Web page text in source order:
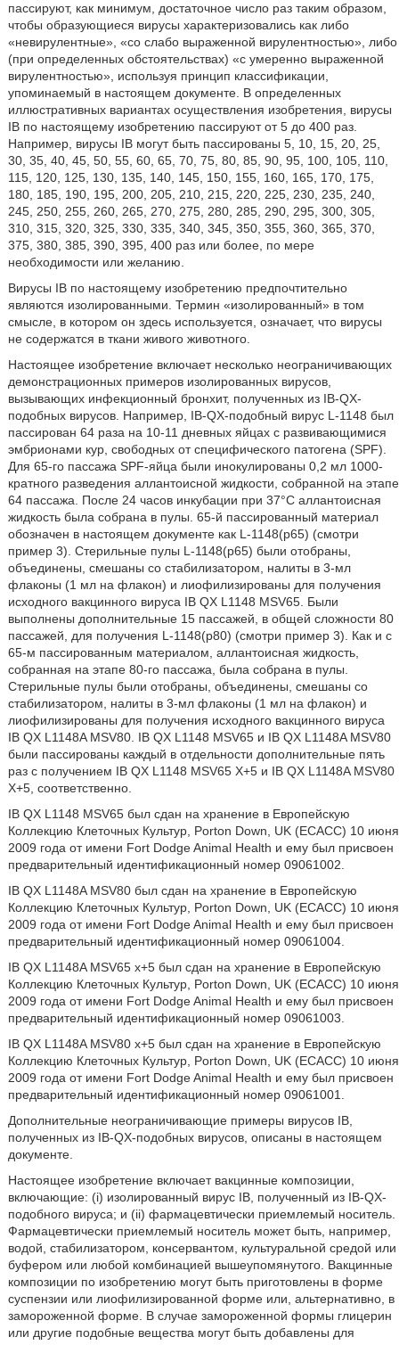
пассируют, как минимум, достаточное число раз таким образом,
чтобы образующиеся вирусы характеризовались как либо
«невирулентные», «со слабо выраженной вирулентностью», либо
(при определенных обстоятельствах) «с умеренно выраженной
вирулентностью», используя принцип классификации,
упоминаемый в настоящем документе. В определенных
иллюстративных вариантах осуществления изобретения, вирусы
IB по настоящему изобретению пассируют от 5 до 400 раз.
Например, вирусы IB могут быть пассированы 5, 10, 15, 20, 25,
30, 35, 40, 45, 50, 55, 60, 65, 70, 75, 80, 85, 90, 95, 100, 105, 110,
115, 120, 125, 130, 135, 140, 145, 150, 155, 160, 165, 170, 175,
180, 185, 190, 195, 200, 205, 210, 215, 220, 225, 230, 235, 240,
245, 250, 255, 260, 265, 270, 275, 280, 285, 290, 295, 300, 305,
310, 315, 320, 325, 330, 335, 340, 345, 350, 355, 360, 365, 370,
375, 380, 385, 390, 395, 400 раз или более, по мере
необходимости или желанию.
Вирусы IB по настоящему изобретению предпочтительно
являются изолированными. Термин «изолированный» в том
смысле, в котором он здесь используется, означает, что вирусы
не содержатся в ткани живого животного.
Настоящее изобретение включает несколько неограничивающих
демонстрационных примеров изолированных вирусов,
вызывающих инфекционный бронхит, полученных из IB-QX-
подобных вирусов. Например, IB-QX-подобный вирус L-1148 был
пассирован 64 раза на 10-11 дневных яйцах с развивающимися
эмбрионами кур, свободных от специфического патогена (SPF).
Для 65-го пассажа SPF-яйца были инокулированы 0,2 мл 1000-
кратного разведения аллантоисной жидкости, собранной на этапе
64 пассажа. После 24 часов инкубации при 37°С аллантоисная
жидкость была собрана в пулы. 65-й пассированный материал
обозначен в настоящем документе как L-1148(p65) (смотри
пример 3). Стерильные пулы L-1148(p65) были отобраны,
объединены, смешаны со стабилизатором, налиты в 3-мл
флаконы (1 мл на флакон) и лиофилизированы для получения
исходного вакцинного вируса IB QX L1148 MSV65. Были
выполнены дополнительные 15 пассажей, в общей сложности 80
пассажей, для получения L-1148(p80) (смотри пример 3). Как и с
65-м пассированным материалом, аллантоисная жидкость,
собранная на этапе 80-го пассажа, была собрана в пулы.
Стерильные пулы были отобраны, объединены, смешаны со
стабилизатором, налиты в 3-мл флаконы (1 мл на флакон) и
лиофилизированы для получения исходного вакцинного вируса
IB QX L1148A MSV80. IB QX L1148 MSV65 и IB QX L1148A MSV80
были пассированы каждый в отдельности дополнительные пять
раз с получением IB QX L1148 MSV65 Х+5 и IB QX L1148A MSV80
Х+5, соответственно.
IB QX L1148 MSV65 был сдан на хранение в Европейскую
Коллекцию Клеточных Культур, Porton Down, UK (ECACC) 10 июня
2009 года от имени Fort Dodge Animal Health и ему был присвоен
предварительный идентификационный номер 09061002.
IB QX L1148A MSV80 был сдан на хранение в Европейскую
Коллекцию Клеточных Культур, Porton Down, UK (ECACC) 10 июня
2009 года от имени Fort Dodge Animal Health и ему был присвоен
предварительный идентификационный номер 09061004.
IB QX L1148A MSV65 х+5 был сдан на хранение в Европейскую
Коллекцию Клеточных Культур, Porton Down, UK (ECACC) 10 июня
2009 года от имени Fort Dodge Animal Health и ему был присвоен
предварительный идентификационный номер 09061003.
IB QX L1148A MSV80 х+5 был сдан на хранение в Европейскую
Коллекцию Клеточных Культур, Porton Down, UK (ECACC) 10 июня
2009 года от имени Fort Dodge Animal Health и ему был присвоен
предварительный идентификационный номер 09061001.
Дополнительные неограничивающие примеры вирусов IB,
полученных из IB-QX-подобных вирусов, описаны в настоящем
документе.
Настоящее изобретение включает вакцинные композиции,
включающие: (i) изолированный вирус IB, полученный из IB-QX-
подобного вируса; и (ii) фармацевтически приемлемый носитель.
Фармацевтически приемлемый носитель может быть, например,
водой, стабилизатором, консервантом, культуральной средой или
буфером или любой комбинацией вышеупомянутого. Вакцинные
композиции по изобретению могут быть приготовлены в форме
суспензии или лиофилизированной форме или, альтернативно, в
замороженной форме. В случае замороженной формы глицерин
или другие подобные вещества могут быть добавлены для